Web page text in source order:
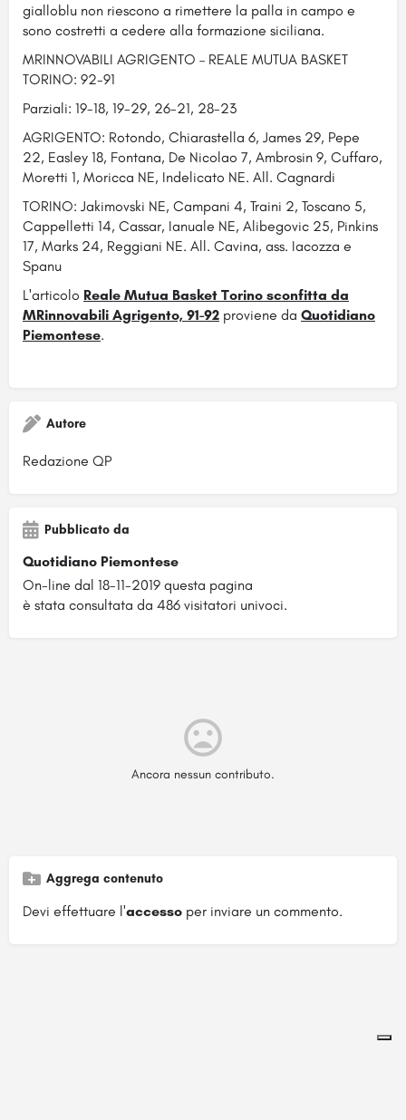
gialloblu non riescono a rimettere la palla in campo e
sono costretti a cedere alla formazione siciliana.
MRINNOVABILI AGRIGENTO – REALE MUTUA BASKET
TORINO: 92-91
Parziali: 19-18, 19-29, 26-21, 28-23
AGRIGENTO: Rotondo, Chiarastella 6, James 29, Pepe
22, Easley 18, Fontana, De Nicolao 7, Ambrosin 9, Cuffaro,
Moretti 1, Moricca NE, Indelicato NE. All. Cagnardi
TORINO: Jakimovski NE, Campani 4, Traini 2, Toscano 5,
Cappelletti 14, Cassar, Ianuale NE, Alibegovic 25, Pinkins
17, Marks 24, Reggiani NE. All. Cavina, ass. Iacozza e
Spanu
L'articolo Reale Mutua Basket Torino sconfitta da
MRinnovabili Agrigento, 91-92 proviene da Quotidiano
Piemontese.
Autore
Redazione QP
Pubblicato da
Quotidiano Piemontese
On-line dal 18-11-2019 questa pagina
è stata consultata da 486 visitatori univoci.
Ancora nessun contributo.
Aggrega contenuto
Devi effettuare l'accesso per inviare un commento.